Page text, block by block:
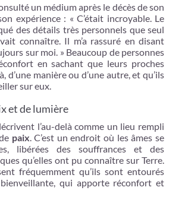
un médium après le décès de son
expérience : « C’était incroyable. Le
des détails très personnels que seul
connaître. Il m’a rassuré en disant
sur moi. » Beaucoup de personnes
en sachant que leurs proches
d’une manière ou d’une autre, et qu’ils
sur eux.
et de lumière
l’au-delà comme un lieu rempli
paix. C’est un endroit où les âmes se
libérées des souffrances et des
qu’elles ont pu connaître sur Terre.
fréquemment qu’ils sont entourés
bienveillante, qui apporte réconfort et